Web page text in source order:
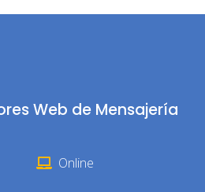
Web de Mensajería
Online